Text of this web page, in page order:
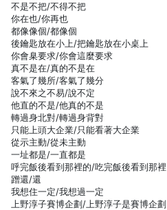
不是不把/不得不把
你在也/你再也
都像像個/都像個
後鑰匙放在小上/把鑰匙放在小桌上
你會臬要求/你會這麼要求
真不是在/真的不是在
客氣了幾所/客氣了幾分
說不來之不易/說不定
他直的不是/他真的不是
轉過身北對/轉過身背對
只能上頭大企業/只能看著大企業
從示主動/從未主動
一址都是/一直都是
呼完飯後看到那裡的/吃完飯後看到那裡
蹭還/還
我想住一定/我想過一定
上野淳子賽博企劃/上野淳子是賽博企劃